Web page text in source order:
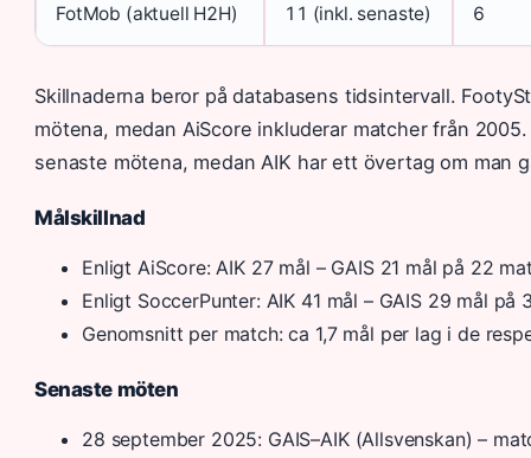
FotMob (aktuell H2H) 11 (inkl. senaste) 6
Skillnaderna beror på databasens tidsintervall.
mötena, medan AiScore inkluderar matcher från
senaste mötena, medan AIK har ett övertag om man
Målskillnad
Enligt AiScore: AIK 27 mål – GAIS 21 mål på 22
Enligt SoccerPunter: AIK 41 mål – GAIS 29 mål på
Genomsnitt per match: ca 1,7 mål per lag i de
Senaste möten
28 september 2025: GAIS–AIK (Allsvenskan) –